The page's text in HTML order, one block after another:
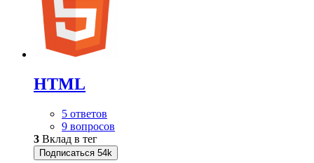
HTML
5 ответов
9 вопросов
3 Вклад в тег
Подписаться 54k